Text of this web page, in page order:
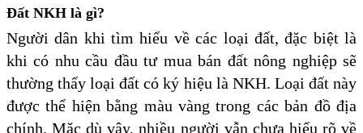
Đất NKH là gì?
Người dân khi tìm hiểu về các loại đất, đặc biệt là
khi có nhu cầu đầu tư mua bán đất nông nghiệp sẽ
thường thấy loại đất có ký hiệu là NKH. Loại đất này
được thể hiện bằng màu vàng trong các bản đồ địa
chính. Mặc dù vậy, nhiều người vẫn chưa hiểu rõ về